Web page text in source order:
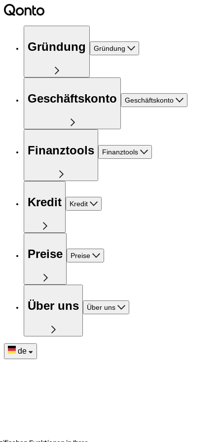
Gründung Gründung
Geschäftskonto Geschäftskonto
Finanztools Finanztools
Kredit Kredit
Preise Preise
Über uns Über uns
de